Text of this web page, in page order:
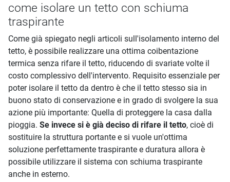
come isolare un tetto con schiuma
traspirante
Come già spiegato negli articoli sull'isolamento interno del
tetto, è possibile realizzare una ottima coibentazione
termica senza rifare il tetto, riducendo di svariate volte il
costo complessivo dell'intervento. Requisito essenziale per
poter isolare il tetto da dentro è che il tetto stesso sia in
buono stato di conservazione e in grado di svolgere la sua
azione più importante: Quella di proteggere la casa dalla
pioggia. Se invece si è già deciso di rifare il tetto, cioè di
sostituire la struttura portante e si vuole un'ottima
soluzione perfettamente traspirante e duratura allora è
possibile utilizzare il sistema con schiuma traspirante
anche in esterno.